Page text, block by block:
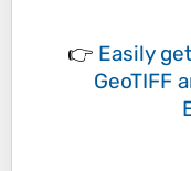
👉 Easily
GeoTIFF